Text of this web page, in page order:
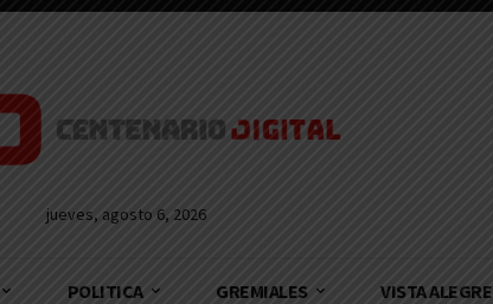
jueves, agosto 6, 2026
POLITICA GREMIALES VISTA ALEGRE